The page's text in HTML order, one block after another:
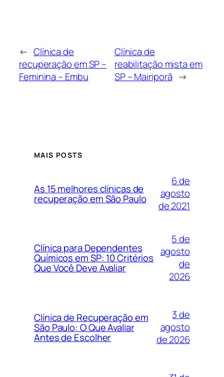
← Clínica de
recuperação em SP –
Feminina – Embu
Clínica de
reabilitação mista em
SP – Mairiporã →
MAIS POSTS
As 15 melhores clínicas de
recuperação em São Paulo
6 de
agosto
de 2021
Clínica para Dependentes
Químicos em SP: 10 Critérios
Que Você Deve Avaliar
5 de
agosto
de
2026
Clínica de Recuperação em
São Paulo: O Que Avaliar
Antes de Escolher
3 de
agosto
de 2026